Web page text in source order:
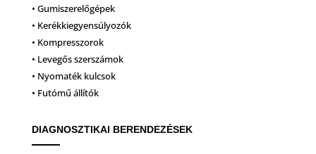
• Gumiszerelőgépek
• Kerékkiegyensúlyozók
• Kompresszorok
• Levegős szerszámok
• Nyomaték kulcsok
• Futómű állítók
DIAGNOSZTIKAI BERENDEZÉSEK